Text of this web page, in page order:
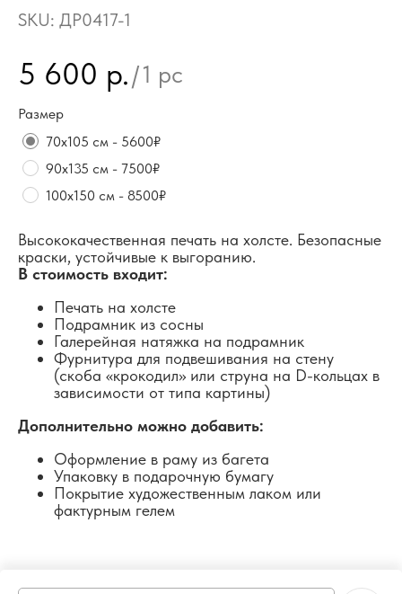
SKU: ДР0417-1
5 600 р./1 pc
Размер
70х105 см - 5600₽
90х135 см - 7500₽
100х150 см - 8500₽
Высококачественная печать на холсте. Безопасные
краски, устойчивые к выгоранию.
В стоимость входит:
Печать на холсте
Подрамник из сосны
Галерейная натяжка на подрамник
Фурнитура для подвешивания на стену
(скоба «крокодил» или струна на D-кольцах в
зависимости от типа картины)
Дополнительно можно добавить:
Оформление в раму из багета
Упаковку в подарочную бумагу
Покрытие художественным лаком или
фактурным гелем